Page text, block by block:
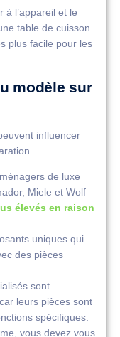
l’appareil et le
table de cuisson
plus facile pour les
modèle sur
influencer
de luxe
Miele et Wolf
élevés en raison
uniques qui
des pièces
sont
leurs pièces sont
spécifiques.
vous devez vous